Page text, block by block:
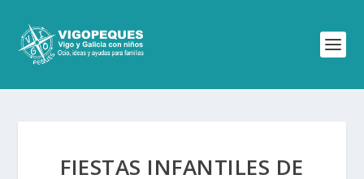
FIESTAS INFANTILES DE